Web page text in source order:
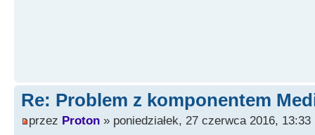
Re: Problem z komponentem
przez Proton » poniedziałek, 27 czerwca 2016, 13:33